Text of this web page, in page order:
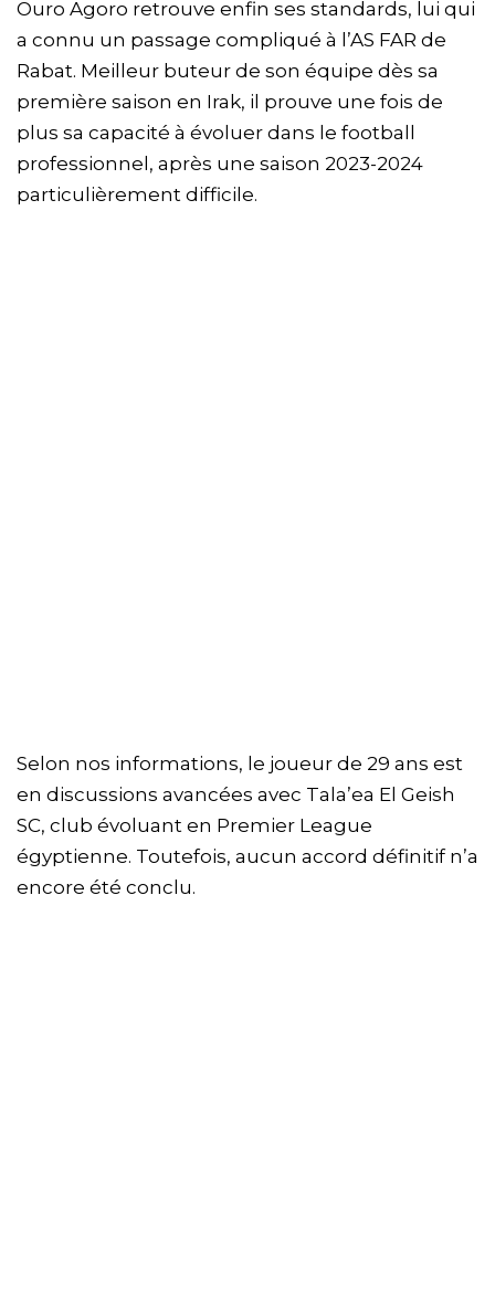
Ouro Agoro retrouve enfin ses standards, lui qui
a connu un passage compliqué à l’AS FAR de
Rabat. Meilleur buteur de son équipe dès sa
première saison en Irak, il prouve une fois de
plus sa capacité à évoluer dans le football
professionnel, après une saison 2023-2024
particulièrement difficile.
Selon nos informations, le joueur de 29 ans est
en discussions avancées avec Tala’ea El Geish
SC, club évoluant en Premier League
égyptienne. Toutefois, aucun accord définitif n’a
encore été conclu.